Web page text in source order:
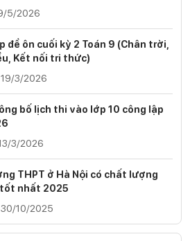
5/2026
đề ôn cuối kỳ 2 Toán 9 (Chân trời,
Kết nối tri thức)
19/3/2026
bố lịch thi vào lớp 10 công lập
3/2026
THPT ở Hà Nội có chất lượng
nhất 2025
30/10/2025